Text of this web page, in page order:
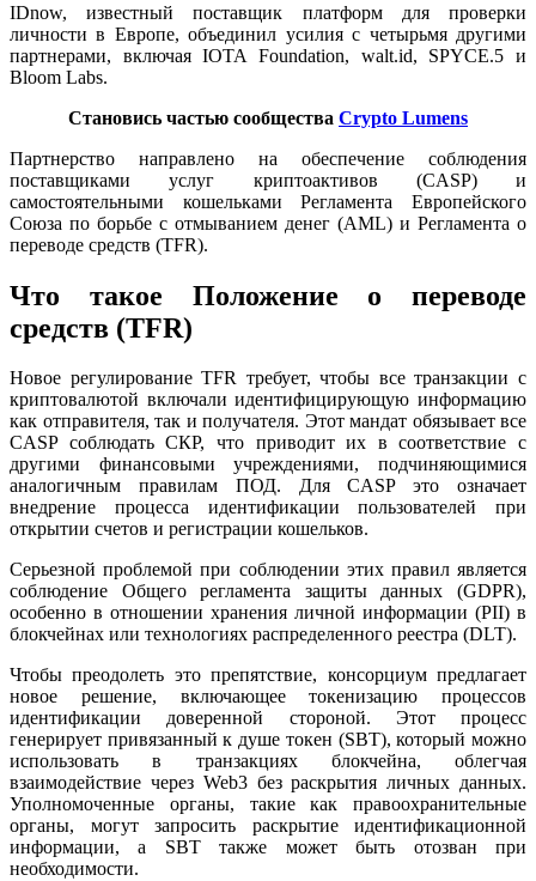
IDnow, известный поставщик платформ для проверки
личности в Европе, объединил усилия с четырьмя другими
партнерами, включая IOTA Foundation, walt.id, SPYCE.5 и
Bloom Labs.
Становись частью сообщества Crypto Lumens
Партнерство направлено на обеспечение соблюдения
поставщиками услуг криптоактивов (CASP) и
самостоятельными кошельками Регламента Европейского
Союза по борьбе с отмыванием денег (AML) и Регламента о
переводе средств (TFR).
Что такое Положение о переводе
средств (TFR)
Новое регулирование TFR требует, чтобы все транзакции с
криптовалютой включали идентифицирующую информацию
как отправителя, так и получателя. Этот мандат обязывает все
CASP соблюдать СКР, что приводит их в соответствие с
другими финансовыми учреждениями, подчиняющимися
аналогичным правилам ПОД. Для CASP это означает
внедрение процесса идентификации пользователей при
открытии счетов и регистрации кошельков.
Серьезной проблемой при соблюдении этих правил является
соблюдение Общего регламента защиты данных (GDPR),
особенно в отношении хранения личной информации (PII) в
блокчейнах или технологиях распределенного реестра (DLT).
Чтобы преодолеть это препятствие, консорциум предлагает
новое решение, включающее токенизацию процессов
идентификации доверенной стороной. Этот процесс
генерирует привязанный к душе токен (SBT), который можно
использовать в транзакциях блокчейна, облегчая
взаимодействие через Web3 без раскрытия личных данных.
Уполномоченные органы, такие как правоохранительные
органы, могут запросить раскрытие идентификационной
информации, а SBT также может быть отозван при
необходимости.